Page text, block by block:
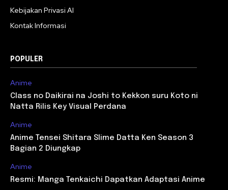
Kebijakan Privasi AI
Kontak Informasi
POPULER
Anime
Class no Daikirai na Joshi to Kekkon suru Koto ni
Natta Rilis Key Visual Perdana
Anime
Anime Tensei Shitara Slime Datta Ken Season 3
Bagian 2 Diungkap
Anime
Resmi: Manga Tenkaichi Dapatkan Adaptasi Anime